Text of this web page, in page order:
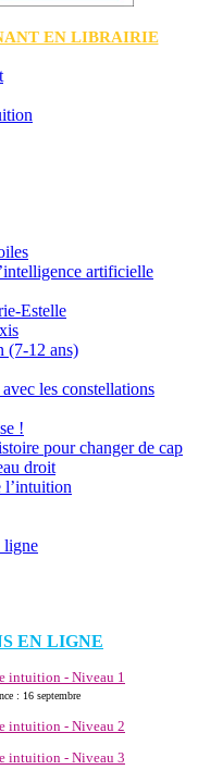
EN LIBRAIRIE
artificielle
Estelle
(7-12 ans)
les constellations
!
pour changer de cap
droit
ligne
EN LIGNE
intuition - Niveau 1
: 16 septembre
intuition - Niveau 2
intuition - Niveau 3